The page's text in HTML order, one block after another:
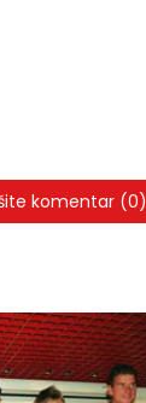
komentar (0)